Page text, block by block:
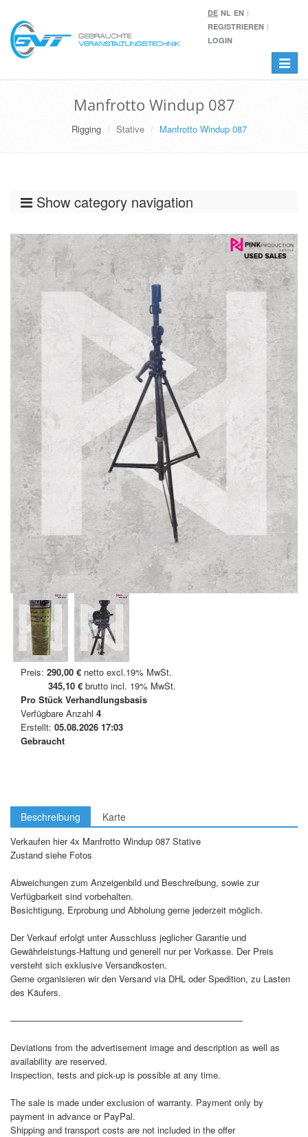
DE NL EN
REGISTRIEREN
LOGIN
Toggle
Manfrotto Windup 087
Rigging Stative Manfrotto Windup 087
Show category navigation
Preis: 290,00 € netto excl.19% MwSt.
345,10 € brutto incl. 19% MwSt.
Pro Stück Verhandlungsbasis
Verfügbare Anzahl 4
Erstellt: 05.08.2026 17:03
Gebraucht
Beschreibung Karte
Verkaufen hier 4x Manfrotto Windup 087 Stative
Zustand siehe Fotos
Abweichungen zum Anzeigenbild und Beschreibung, sowie zur
Verfügbarkeit sind vorbehalten.
Besichtigung, Erprobung und Abholung gerne jederzeit möglich.
Der Verkauf erfolgt unter Ausschluss jeglicher Garantie und
Gewährleistungs-Haftung und generell nur per Vorkasse. Der Preis
versteht sich exklusive Versandkosten.
Gerne organisieren wir den Versand via DHL oder Spedition, zu Lasten
des Käufers.
——————————————————————————
Deviations from the advertisement image and description as well as
availability are reserved.
Inspection, tests and pick-up is possible at any time.
The sale is made under exclusion of warranty. Payment only by
payment in advance or PayPal.
Shipping and transport costs are not included in the offer